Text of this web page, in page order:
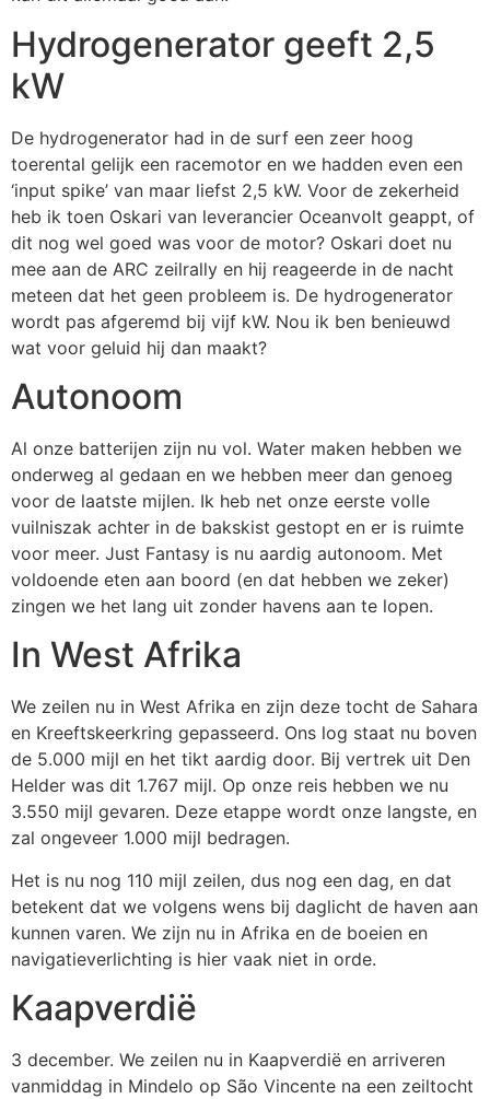
Hydrogenerator geeft 2,5
kW
De hydrogenerator had in de surf een zeer hoog
toerental gelijk een racemotor en we hadden even een
‘input spike’ van maar liefst 2,5 kW. Voor de zekerheid
heb ik toen Oskari van leverancier Oceanvolt geappt, of
dit nog wel goed was voor de motor? Oskari doet nu
mee aan de ARC zeilrally en hij reageerde in de nacht
meteen dat het geen probleem is. De hydrogenerator
wordt pas afgeremd bij vijf kW. Nou ik ben benieuwd
wat voor geluid hij dan maakt?
Autonoom
Al onze batterijen zijn nu vol. Water maken hebben we
onderweg al gedaan en we hebben meer dan genoeg
voor de laatste mijlen. Ik heb net onze eerste volle
vuilniszak achter in de bakskist gestopt en er is ruimte
voor meer. Just Fantasy is nu aardig autonoom. Met
voldoende eten aan boord (en dat hebben we zeker)
zingen we het lang uit zonder havens aan te lopen.
In West Afrika
We zeilen nu in West Afrika en zijn deze tocht de Sahara
en Kreeftskeerkring gepasseerd. Ons log staat nu boven
de 5.000 mijl en het tikt aardig door. Bij vertrek uit Den
Helder was dit 1.767 mijl. Op onze reis hebben we nu
3.550 mijl gevaren. Deze etappe wordt onze langste, en
zal ongeveer 1.000 mijl bedragen.
Het is nu nog 110 mijl zeilen, dus nog een dag, en dat
betekent dat we volgens wens bij daglicht de haven aan
kunnen varen. We zijn nu in Afrika en de boeien en
navigatieverlichting is hier vaak niet in orde.
Kaapverdië
3 december. We zeilen nu in Kaapverdië en arriveren
vanmiddag in Mindelo op São Vincente na een zeiltocht